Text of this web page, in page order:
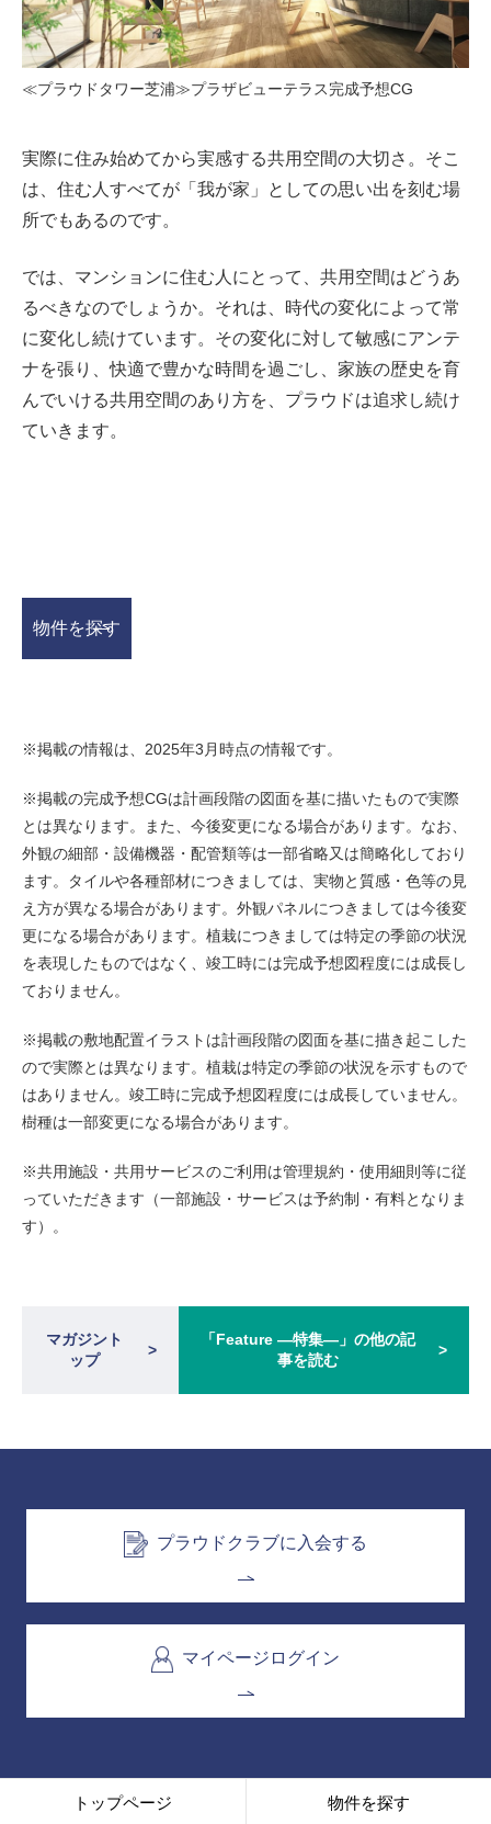
≪プラウドタワー芝浦≫プラザビューテラス完成予想CG
実際に住み始めてから実感する共用空間の大切さ。そこ
は、住む人すべてが「我が家」としての思い出を刻む場
所でもあるのです。
では、マンションに住む人にとって、共用空間はどうあ
るべきなのでしょうか。それは、時代の変化によって常
に変化し続けています。その変化に対して敏感にアンテ
ナを張り、快適で豊かな時間を過ごし、家族の歴史を育
んでいける共用空間のあり方を、プラウドは追求し続け
ていきます。
物件を探す
※掲載の情報は、2025年3月時点の情報です。
※掲載の完成予想CGは計画段階の図面を基に描いたもので実際
とは異なります。また、今後変更になる場合があります。なお、
外観の細部・設備機器・配管類等は一部省略又は簡略化しており
ます。タイルや各種部材につきましては、実物と質感・色等の見
え方が異なる場合があります。外観パネルにつきましては今後変
更になる場合があります。植栽につきましては特定の季節の状況
を表現したものではなく、竣工時には完成予想図程度には成長し
ておりません。
※掲載の敷地配置イラストは計画段階の図面を基に描き起こした
ので実際とは異なります。植栽は特定の季節の状況を示すもので
はありません。竣工時に完成予想図程度には成長していません。
樹種は一部変更になる場合があります。
※共用施設・共用サービスのご利用は管理規約・使用細則等に従
っていただきます（一部施設・サービスは予約制・有料となりま
す）。
マガジント
ップ
「Feature ―特集―」の他の記
事を読む
プラウドクラブに入会する
マイページログイン
トップページ 物件を探す